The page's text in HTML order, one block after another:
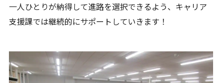
一人ひとりが納得して進路を選択できるよう、キャリア
支援課では継続的にサポートしていきます！